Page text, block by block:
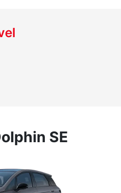
SE